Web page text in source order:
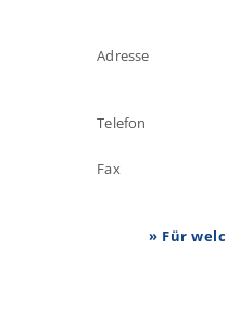
Adresse
Telefon
Fax
» Für